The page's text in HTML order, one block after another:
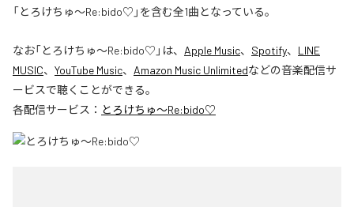
「とろけちゅ〜Re:bido♡」を含む全1曲となっている。
なお「とろけちゅ〜Re:bido♡ 」は、 Apple Music、 Spotify、 LINE
MUSIC、 YouTube Music、 Amazon Music Unlimitedなどの音楽配信サ
ービスで聴くことができる。
各配信サービス： とろけちゅ〜Re:bido♡